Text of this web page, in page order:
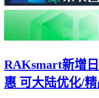
RAKsmart新增
惠 可大陆优化/